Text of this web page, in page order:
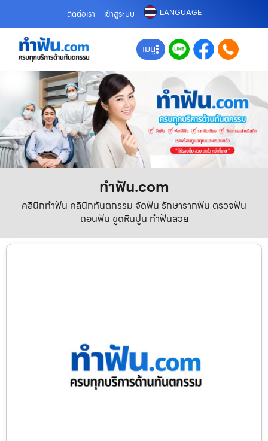
ติดต่อเรา เข้าสู่ระบบ LANGUAGE
เมนู
ทําฟัน.com
คลินิกทำฟัน คลินิกทันตกรรม จัดฟัน รักษารากฟัน ตรวจฟัน
ถอนฟัน ขูดหินปูน ทำฟันสวย